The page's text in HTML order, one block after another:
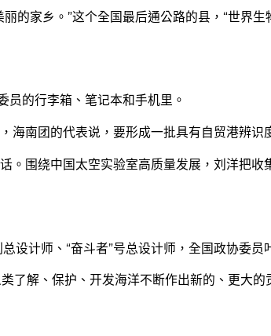
的家乡。”这个全国最后通公路的县，“世界生
员的行李箱、笔记本和手机里。
南团的代表说，要形成一批具有自贸港辨识
。围绕中国太空实验室高质量发展，刘洋把收
设计师、“奋斗者”号总设计师，全国政协委员
了解、保护、开发海洋不断作出新的、更大的